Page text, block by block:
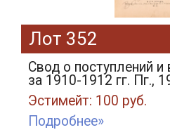
Лот 352
Свод о поступлений
за 1910-1912 гг. Пг.,
Эстимейт: 100 руб.
Подробнее»